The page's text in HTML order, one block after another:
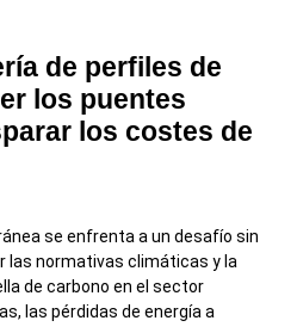
de perfiles de
los puentes
los costes de
se enfrenta a un desafío sin
las normativas climáticas y la
de carbono en el sector
las pérdidas de energía a